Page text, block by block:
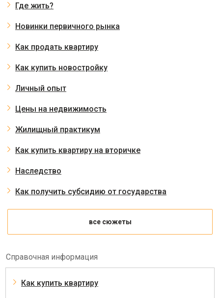
Где жить?
Новинки первичного рынка
Как продать квартиру
Как купить новостройку
Личный опыт
Цены на недвижимость
Жилищный практикум
Как купить квартиру на вторичке
Наследство
Как получить субсидию от государства
все сюжеты
Справочная информация
Как купить квартиру